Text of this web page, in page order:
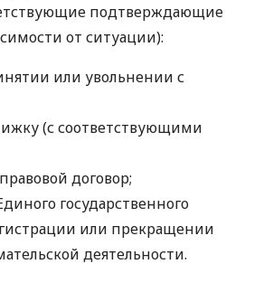
подтверждающие
от ситуации):
или увольнении с
(с соответствующими
договор;
государственного
или прекращении
деятельности.